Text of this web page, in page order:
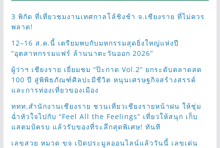
3 พิกัด ที่เที่ยวชมงานเทศกาลโล้ชิงช้า จ.เชียงราย ที่ไม่ควร
พลาด!
12–16 ส.ค.นี้ เตรียมพบกับมหกรรมสุดยิ่งใหญ่แห่งปี
“อุตสาหกรรมแฟร์ ล้านนาตะวันออก 2026”
ผู้ว่าฯ เชียงราย เยี่ยมชม “ป๊ะกาด Vol.2” ยกระดับตลาดสด
100 ปี สู่พิพิธภัณฑ์ศิลปะมีชีวิต หนุนเศรษฐกิจสร้างสรรค์
และการท่องเที่ยวของเมือง
ททท.สำนักงานเชียงราย ชวนเที่ยวเชียงรายหน้าฝน ให้ชุ่ม
ฉ่ำหัวใจไปกับ “Feel All the Feelings” เที่ยวให้สนุก เก็บ
แสตมป์ครบ แล้วรับของที่ระลึกสุดพิเศษ! ทันที
เลขสวย หมวด ขจ เปิดประมูลออนไลน์แล้ววันนี้ เลขเด่น